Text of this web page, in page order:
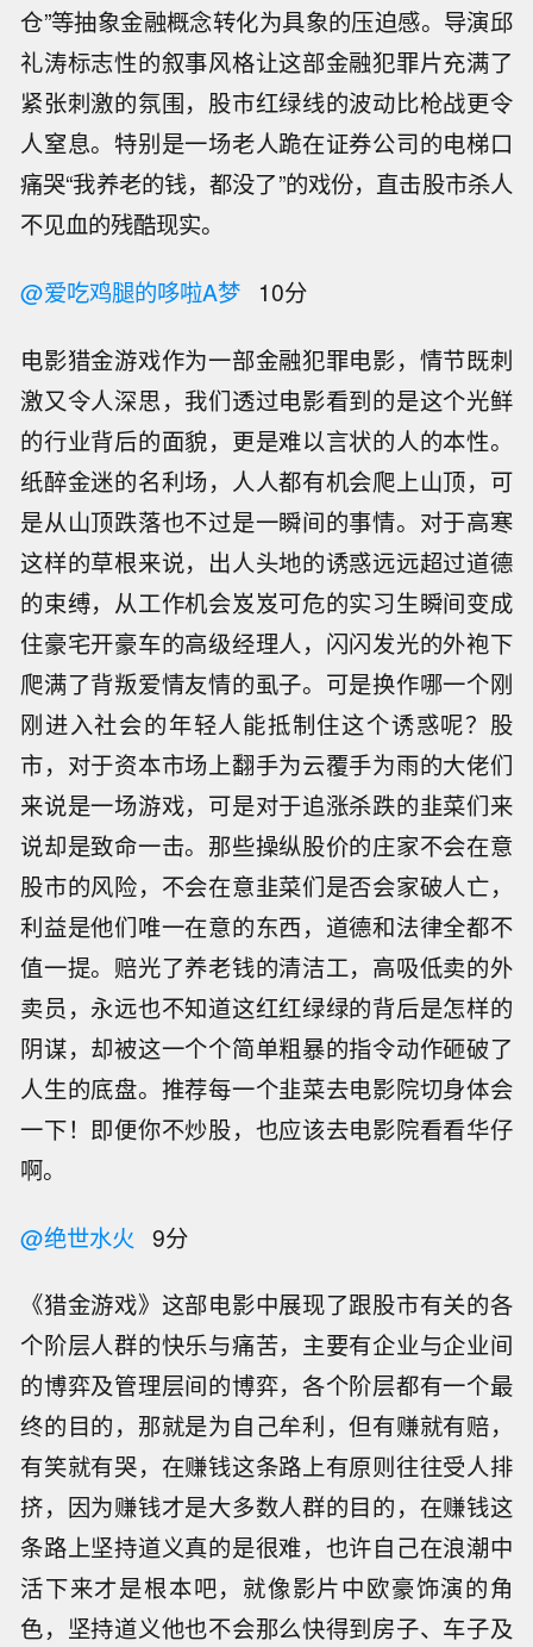
仓”等抽象金融概念转化为具象的压迫感。导演邱
礼涛标志性的叙事风格让这部金融犯罪片充满了
紧张刺激的氛围，股市红绿线的波动比枪战更令
人窒息。特别是一场老人跪在证券公司的电梯口
痛哭“我养老的钱，都没了”的戏份，直击股市杀人
不见血的残酷现实。
@爱吃鸡腿的哆啦A梦 10分
电影猎金游戏作为一部金融犯罪电影，情节既刺
激又令人深思，我们透过电影看到的是这个光鲜
的行业背后的面貌，更是难以言状的人的本性。
纸醉金迷的名利场，人人都有机会爬上山顶，可
是从山顶跌落也不过是一瞬间的事情。对于高寒
这样的草根来说，出人头地的诱惑远远超过道德
的束缚，从工作机会岌岌可危的实习生瞬间变成
住豪宅开豪车的高级经理人，闪闪发光的外袍下
爬满了背叛爱情友情的虱子。可是换作哪一个刚
刚进入社会的年轻人能抵制住这个诱惑呢？股
市，对于资本市场上翻手为云覆手为雨的大佬们
来说是一场游戏，可是对于追涨杀跌的韭菜们来
说却是致命一击。那些操纵股价的庄家不会在意
股市的风险，不会在意韭菜们是否会家破人亡，
利益是他们唯一在意的东西，道德和法律全都不
值一提。赔光了养老钱的清洁工，高吸低卖的外
卖员，永远也不知道这红红绿绿的背后是怎样的
阴谋，却被这一个个简单粗暴的指令动作砸破了
人生的底盘。推荐每一个韭菜去电影院切身体会
一下！即便你不炒股，也应该去电影院看看华仔
啊。
@绝世水火 9分
《猎金游戏》这部电影中展现了跟股市有关的各
个阶层人群的快乐与痛苦，主要有企业与企业间
的博弈及管理层间的博弈，各个阶层都有一个最
终的目的，那就是为自己牟利，但有赚就有赔，
有笑就有哭，在赚钱这条路上有原则往往受人排
挤，因为赚钱才是大多数人群的目的，在赚钱这
条路上坚持道义真的是很难，也许自己在浪潮中
活下来才是根本吧，就像影片中欧豪饰演的角
色，坚持道义他也不会那么快得到房子、车子及